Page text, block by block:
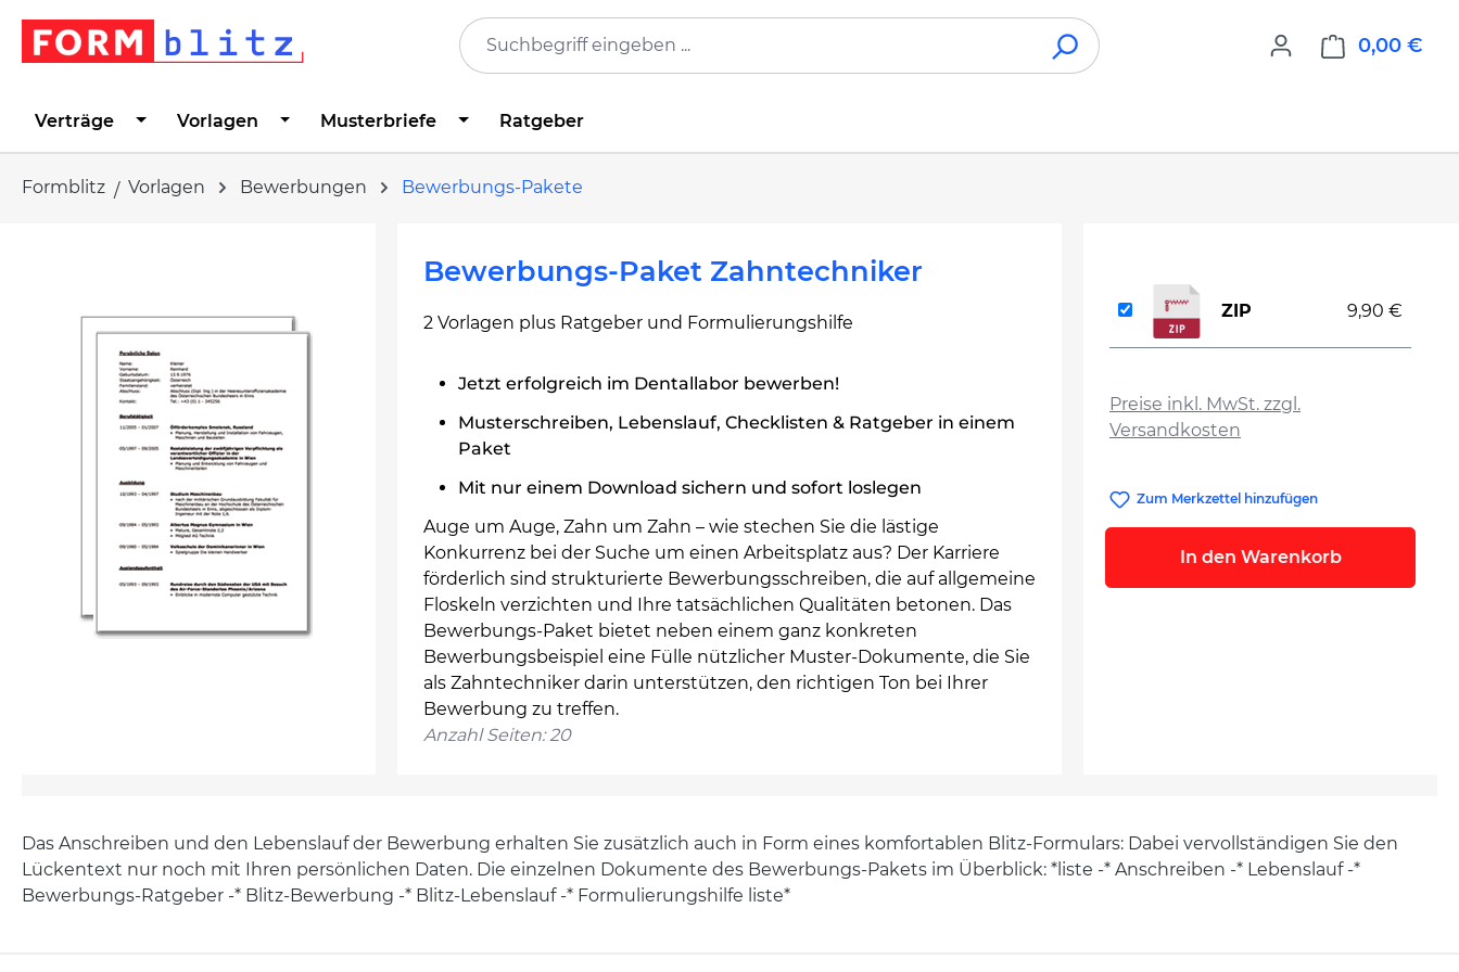
Zur Hauptnavigation springen
0,00 €
Verträge Vorlagen Musterbriefe Ratgeber
Formblitz Vorlagen Bewerbungen Bewerbungs-Pakete
Bewerbungs-Paket Zahntechniker
2 Vorlagen plus Ratgeber und Formulierungshilfe
Jetzt erfolgreich im Dentallabor bewerben!
Musterschreiben, Lebenslauf, Checklisten & Ratgeber in einem
Paket
Mit nur einem Download sichern und sofort loslegen
Auge um Auge, Zahn um Zahn – wie stechen Sie die lästige
Konkurrenz bei der Suche um einen Arbeitsplatz aus? Der Karriere
förderlich sind strukturierte Bewerbungsschreiben, die auf allgemeine
Floskeln verzichten und Ihre tatsächlichen Qualitäten betonen. Das
Bewerbungs-Paket bietet neben einem ganz konkreten
Bewerbungsbeispiel eine Fülle nützlicher Muster-Dokumente, die Sie
als Zahntechniker darin unterstützen, den richtigen Ton bei Ihrer
Bewerbung zu treffen.
Anzahl Seiten: 20
Preise inkl. MwSt. zzgl.
Versandkosten
ZIP 9,90 €
Zum Merkzettel hinzufügen
In den Warenkorb
Das Anschreiben und den Lebenslauf der Bewerbung erhalten Sie zusätzlich auch in Form eines komfortablen Blitz-Formulars: Dabei vervollständigen Sie den
Lückentext nur noch mit Ihren persönlichen Daten. Die einzelnen Dokumente des Bewerbungs-Pakets im Überblick: *liste -* Anschreiben -* Lebenslauf -*
Bewerbungs-Ratgeber -* Blitz-Bewerbung -* Blitz-Lebenslauf -* Formulierungshilfe liste*